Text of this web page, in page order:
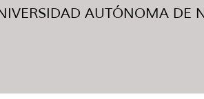
AUTÓNOMA DE